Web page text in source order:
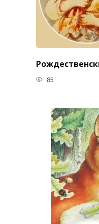
85